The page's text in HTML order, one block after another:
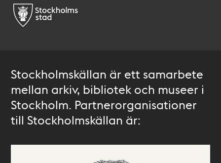
Stockholmskällan är ett samarbete
mellan arkiv, bibliotek och museer i
Stockholm. Partnerorganisationer
till Stockholmskällan är: